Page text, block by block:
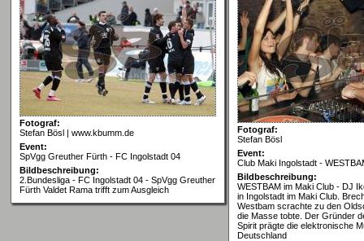
Fotograf:
Stefan Bösl | www.kbumm.de
Event:
SpVgg Greuther Fürth - FC Ingolstadt 04
Bildbeschreibung:
2.Bundesliga - FC Ingolstadt 04 - SpVgg Greuther
Fürth Valdet Rama trifft zum Ausgleich
Fotograf:
Stefan Bösl
Event:
Club Maki Ingolstadt -
Bildbeschreibung:
WESTBAM im Maki Club - DJ
in Ingolstadt im Maki Club.
Westbam scrachte zu den
die Masse tobte. Der Gründer
Spirit prägte die elektronische
Deutschland